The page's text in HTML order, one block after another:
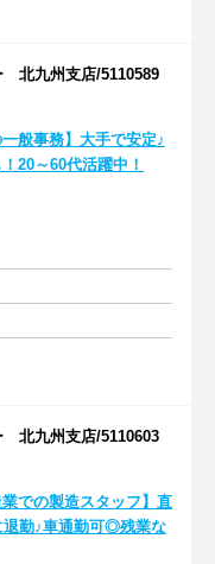
北九州支店/5110589
一般事務】大手で安定♪
20～60代活躍中！
北九州支店/5110603
業での製造スタッフ】直
勤♪車通勤可◎残業な